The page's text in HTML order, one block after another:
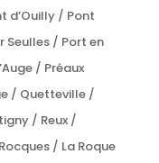
d’Ouilly / Pont
Seulles / Port en
/ Préaux
/ Quetteville /
/ Reux /
/ La Roque